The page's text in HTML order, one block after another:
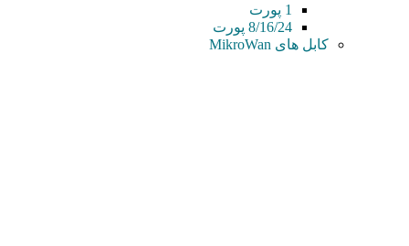
1 پورت
8/16/24 پورت
کابل های MikroWan